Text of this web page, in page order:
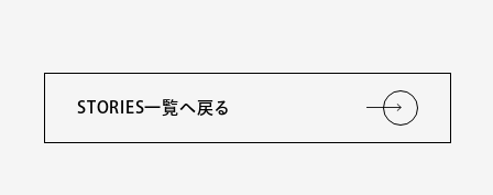
STORIES一覧へ戻る